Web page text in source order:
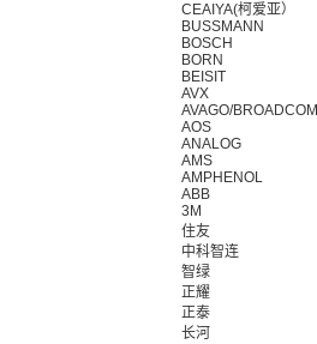
CEAIYA(柯爱亚）
BUSSMANN
BOSCH
BORN
BEISIT
AVX
AVAGO/BROADCOM
AOS
ANALOG
AMS
AMPHENOL
ABB
3M
住友
中科智连
智绿
正耀
正泰
长河